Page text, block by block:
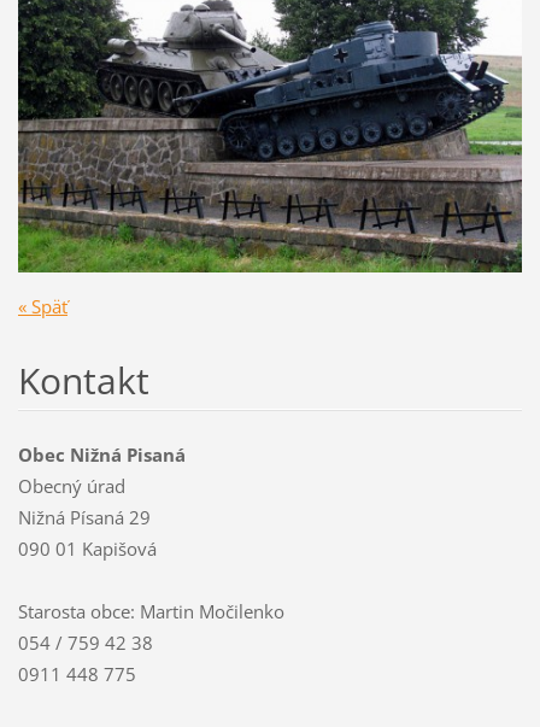
« Späť
Kontakt
Obec Nižná Pisaná
Obecný úrad
Nižná Písaná 29
090 01 Kapišová
Starosta obce: Martin Močilenko
054 / 759 42 38
0911 448 775